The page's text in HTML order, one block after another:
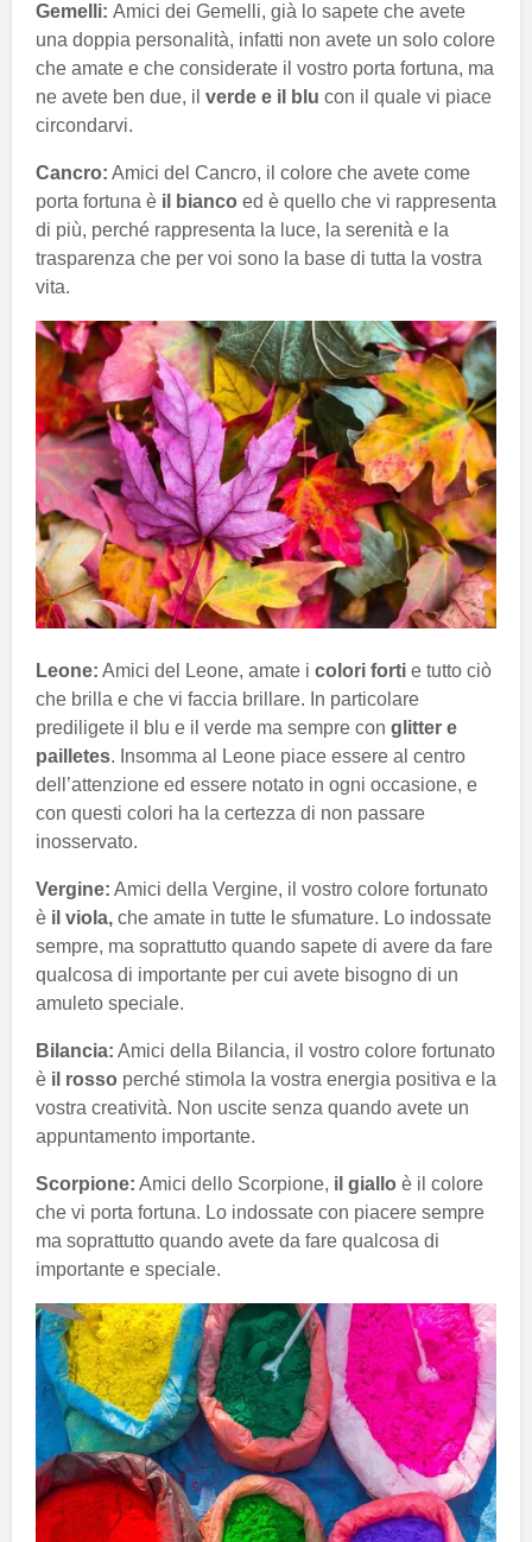
Gemelli: Amici dei Gemelli, già lo sapete che avete
una doppia personalità, infatti non avete un solo colore
che amate e che considerate il vostro porta fortuna, ma
ne avete ben due, il verde e il blu con il quale vi piace
circondarvi.
Cancro: Amici del Cancro, il colore che avete come
porta fortuna è il bianco ed è quello che vi rappresenta
di più, perché rappresenta la luce, la serenità e la
trasparenza che per voi sono la base di tutta la vostra
vita.
Leone: Amici del Leone, amate i colori forti e tutto ciò
che brilla e che vi faccia brillare. In particolare
prediligete il blu e il verde ma sempre con glitter e
pailletes. Insomma al Leone piace essere al centro
dell’attenzione ed essere notato in ogni occasione, e
con questi colori ha la certezza di non passare
inosservato.
Vergine: Amici della Vergine, il vostro colore fortunato
è il viola, che amate in tutte le sfumature. Lo indossate
sempre, ma soprattutto quando sapete di avere da fare
qualcosa di importante per cui avete bisogno di un
amuleto speciale.
Bilancia: Amici della Bilancia, il vostro colore fortunato
è il rosso perché stimola la vostra energia positiva e la
vostra creatività. Non uscite senza quando avete un
appuntamento importante.
Scorpione: Amici dello Scorpione, il giallo è il colore
che vi porta fortuna. Lo indossate con piacere sempre
ma soprattutto quando avete da fare qualcosa di
importante e speciale.